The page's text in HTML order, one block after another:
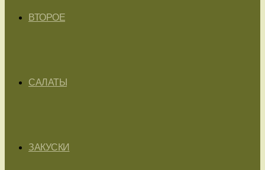
ВТОРОЕ
САЛАТЫ
ЗАКУСКИ